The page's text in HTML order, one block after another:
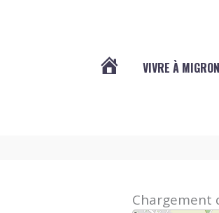
VIVRE À MIGRON
Chargement